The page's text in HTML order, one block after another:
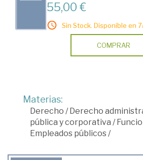
55,00 €
Sin Stock. Disponible en
COMPRAR
Materias:
Derecho / Derecho
pública y corporativa /
Empleados públicos/